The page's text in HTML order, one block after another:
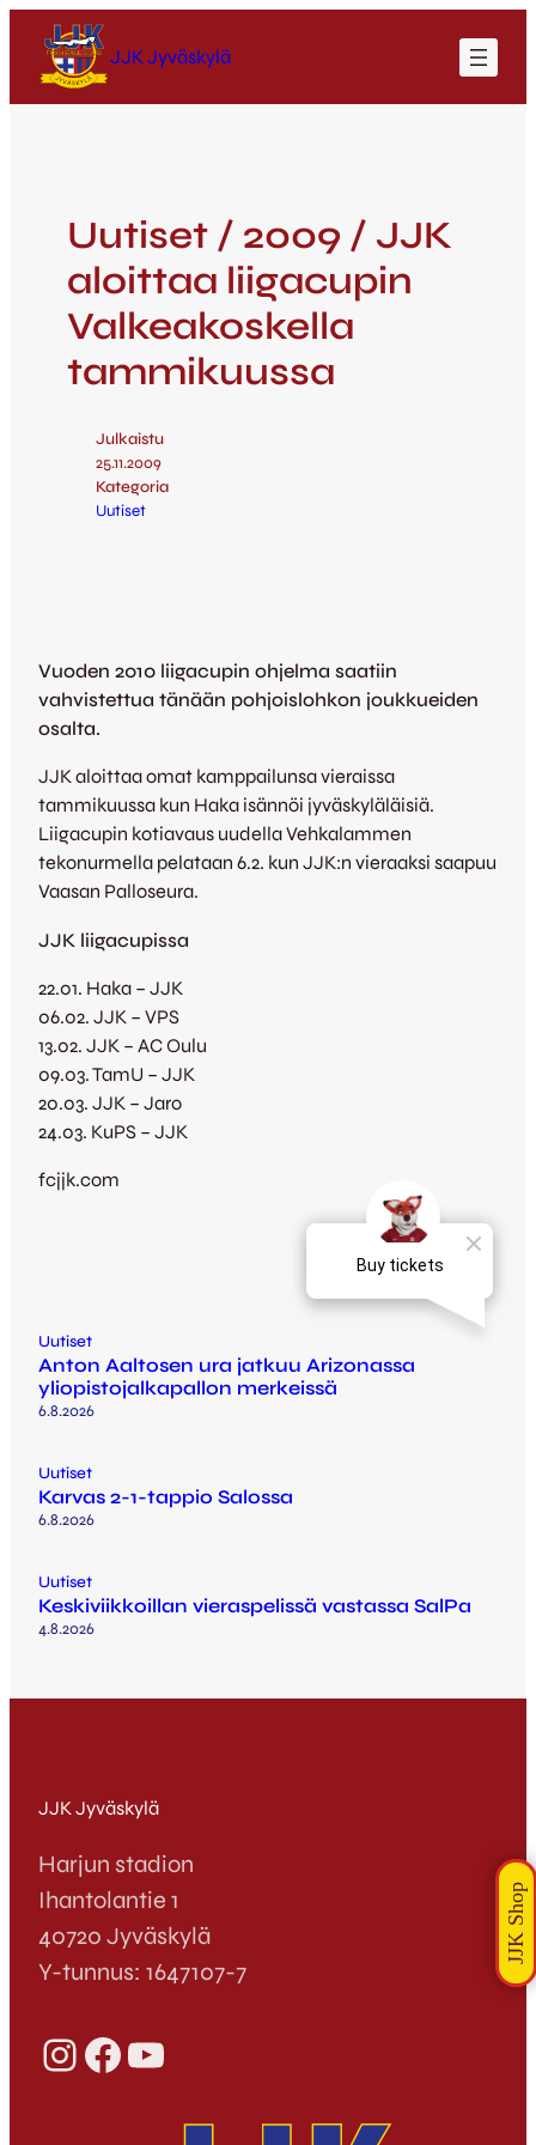
JJK Jyväskylä
Uutiset / 2009 / JJK
aloittaa liigacupin
Valkeakoskella
tammikuussa
Julkaistu
25.11.2009
Kategoria
Uutiset
Vuoden 2010 liigacupin ohjelma saatiin
vahvistettua tänään pohjoislohkon joukkueiden
osalta.
JJK aloittaa omat kamppailunsa vieraissa
tammikuussa kun Haka isännöi jyväskyläläisiä.
Liigacupin kotiavaus uudella Vehkalammen
tekonurmella pelataan 6.2. kun JJK:n vieraaksi saapuu
Vaasan Palloseura.
JJK liigacupissa
22.01. Haka – JJK
06.02. JJK – VPS
13.02. JJK – AC Oulu
09.03. TamU – JJK
20.03. JJK – Jaro
24.03. KuPS – JJK
fcjjk.com
Uutiset
Anton Aaltosen ura jatkuu Arizonassa
yliopistojalkapallon merkeissä
6.8.2026
Uutiset
Karvas 2-1-tappio Salossa
6.8.2026
Uutiset
Keskiviikkoillan vieraspelissä vastassa SalPa
4.8.2026
JJK Jyväskylä
Harjun stadion
Ihantolantie 1
40720 Jyväskylä
Y-tunnus: 1647107-7
InstagramFacebook YouTube